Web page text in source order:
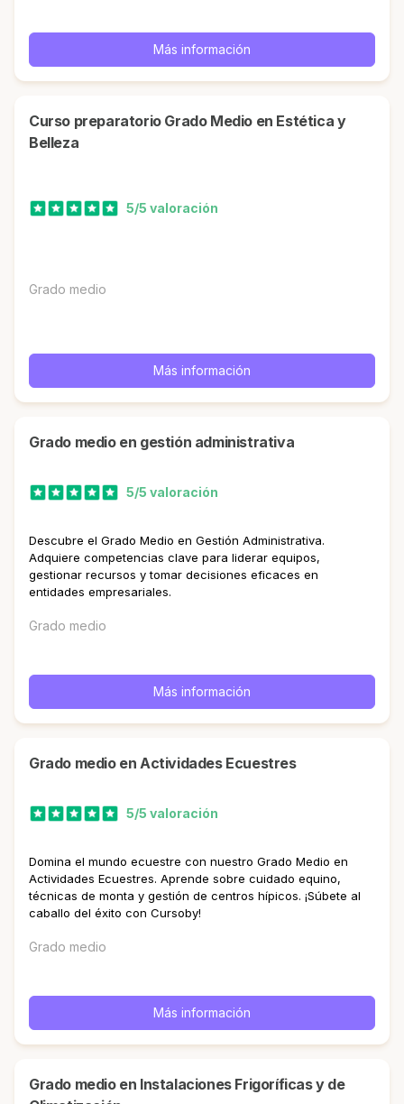
Más información
Curso preparatorio Grado Medio en Estética y
Belleza
5/5 valoración
Grado medio
Más información
Grado medio en gestión administrativa
5/5 valoración
Descubre el Grado Medio en Gestión Administrativa.
Adquiere competencias clave para liderar equipos,
gestionar recursos y tomar decisiones eficaces en
entidades empresariales.
Grado medio
Más información
Grado medio en Actividades Ecuestres
5/5 valoración
Domina el mundo ecuestre con nuestro Grado Medio en
Actividades Ecuestres. Aprende sobre cuidado equino,
técnicas de monta y gestión de centros hípicos. ¡Súbete al
caballo del éxito con Cursoby!
Grado medio
Más información
Grado medio en Instalaciones Frigoríficas y de